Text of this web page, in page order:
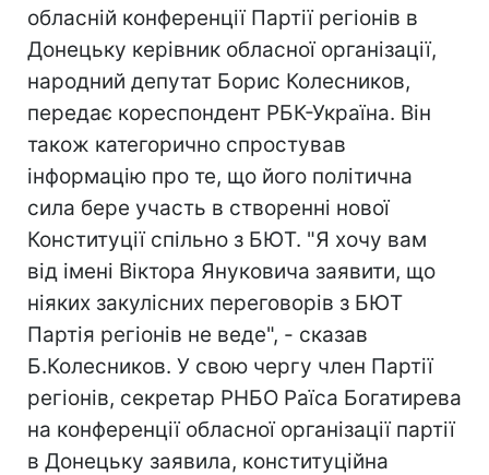
обласній конференції Партії регіонів в
Донецьку керівник обласної організації,
народний депутат Борис Колесников,
передає кореспондент РБК-Україна. Він
також категорично спростував
інформацію про те, що його політична
сила бере участь в створенні нової
Конституції спільно з БЮТ. "Я хочу вам
від імені Віктора Януковича заявити, що
ніяких закулісних переговорів з БЮТ
Партія регіонів не веде", - сказав
Б.Колесников. У свою чергу член Партії
регіонів, секретар РНБО Раїса Богатирева
на конференції обласної організації партії
в Донецьку заявила, конституційна